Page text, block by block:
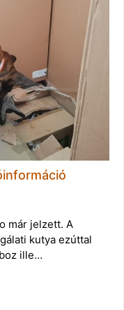
már jelzett. A
kutya ezúttal
ille…